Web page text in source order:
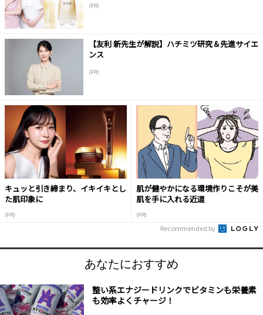
(PR)
【友利 新先生が解説】ハチミツ研究＆先進サイエ
ンス
(PR)
キュッと引き締まり、イキイキとし
た肌印象に
(PR)
肌が健やかになる環境作りこそが美
肌を手に入れる近道
(PR)
Recommended by
あなたにおすすめ
整い系エナジードリンクでビタミンも栄養素
も効率よくチャージ！